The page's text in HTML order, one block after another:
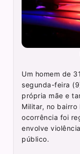
Um homem de
segunda-feira
própria mãe e
Militar, no bairro
ocorrência foi
envolve
público.